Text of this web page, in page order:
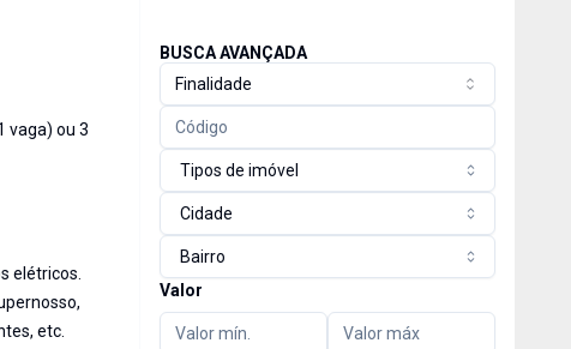
vaga) ou 3
elétricos.
etc.
BUSCA AVANÇADA
Finalidade
Tipos de imóvel
Cidade
Bairro
Valor